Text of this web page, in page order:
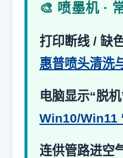
🎨 喷墨机 ·
打印断线 / 缺
惠普喷头清洗
电脑显示“脱
Win10/Win11
连供管路进空